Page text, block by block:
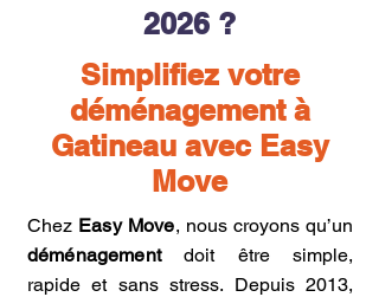
2026 ?
Simplifiez votre
déménagement à
Gatineau avec Easy
Move
Chez Easy Move, nous croyons qu’un
déménagementdoit être simple,
rapide et sans stress. Depuis 2013,